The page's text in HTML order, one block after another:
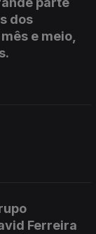
dos
e meio,
Ferreira